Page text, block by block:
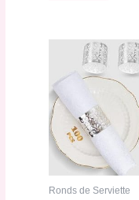
Ronds de Serviette